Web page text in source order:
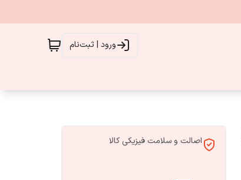
ورود | ثبت‌نام
اصالت و سلامت فیزیکی کالا